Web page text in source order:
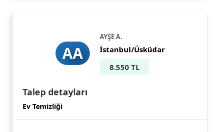
AA
AYŞE A.
İstanbul/Üsküdar
8.550 TL
Talep detayları
Ev Temizliği